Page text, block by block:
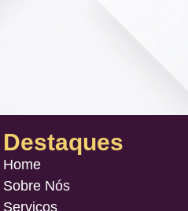
Destaques
Home
Sobre Nós
Serviços